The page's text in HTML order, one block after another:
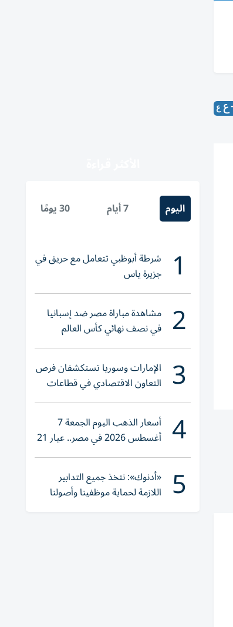
اليوم 7 أيام 30 يومًا
1 شرطة أبوظبي تتعامل مع حريق في
جزيرة ياس
2 مشاهدة مباراة مصر ضد إسبانيا
في نصف نهائي كأس العالم
لناشئات اليد 2026
3 الإمارات وسوريا تستكشفان فرص
التعاون الاقتصادي في قطاعات
حيوية
4 أسعار الذهب اليوم الجمعة 7
أغسطس 2026 في مصر.. عيار 21
يقترب من هذا الرقم
5 «أدنوك»: نتخذ جميع التدابير
اللازمة لحماية موظفينا وأصولنا